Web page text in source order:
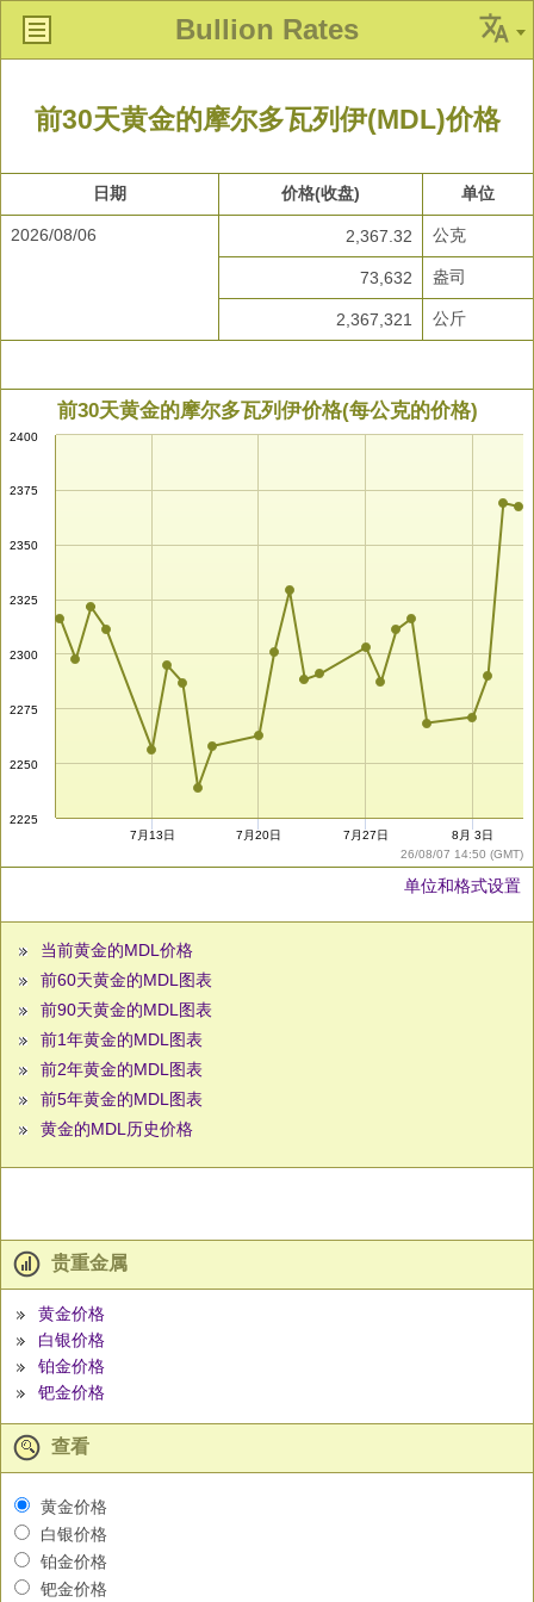
Bullion Rates
前30天黄金的摩尔多瓦列伊(MDL)价格
日期 价格(收盘) 单位
2026/08/06 2,367.32 公克
73,632 盎司
2,367,321 公斤
26/08/07 14:50 (GMT)
前30天黄金的摩尔多瓦列伊价格(每公克的价格)
2225
2250
2275
2300
2325
2350
2375
2400
7月13日 7月20日 7月27日 8月 3日
单位和格式设置
当前黄金的MDL价格
前60天黄金的MDL图表
前90天黄金的MDL图表
前1年黄金的MDL图表
前2年黄金的MDL图表
前5年黄金的MDL图表
黄金的MDL历史价格
贵重金属
黄金价格
白银价格
铂金价格
钯金价格
查看
黄金价格
白银价格
铂金价格
钯金价格